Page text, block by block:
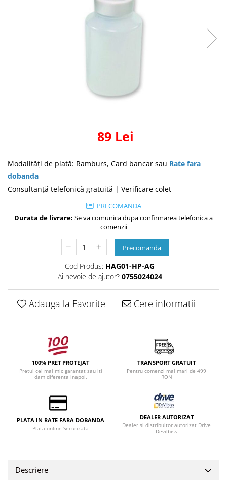
Masti Discontinued (Nu se mai
Stocare si generare raport CPAP
89 Lei
Modalităţi de plată: Ramburs, Card bancar sau Rate fara
dobanda
Consultanţă telefonică gratuită | Verificare colet
PRECOMANDA
Durata de livrare: Se va comunica dupa confirmarea telefonica a
comenzii
Precomanda
Cod Produs: HAG01-HP-AG
Ai nevoie de ajutor? 0755024024
Adauga la Favorite Cere informatii
100% PRET PROTEJAT
Pretul cel mai mic garantat sau iti
dam diferenta inapoi.
TRANSPORT GRATUIT
Pentru comenzi mai mari de 499
RON
PLATA IN RATE FARA DOBANDA
Plata online Securizata
DEALER AUTORIZAT
Dealer si distribuitor autorizat Drive
Devilbiss
Descriere